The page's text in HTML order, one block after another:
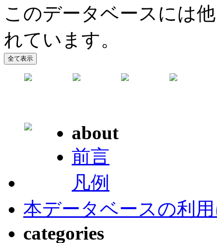
このデータベースには
れています。
about
前言
凡例
本データベースの利
categories